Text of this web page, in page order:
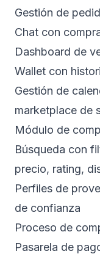
Gestión de
Chat con
Dashboard de
Wallet con
Gestión de
marketplace de
Módulo de
Búsqueda con
precio, rating,
Perfiles de
de confianza
Proceso de
Pasarela de